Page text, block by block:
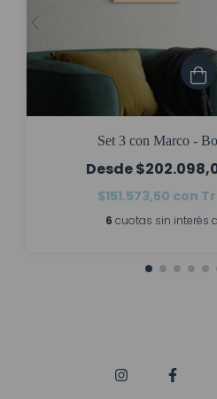
Set 3 con Marco -
$151.573,50 con
6 cuotas sin interés